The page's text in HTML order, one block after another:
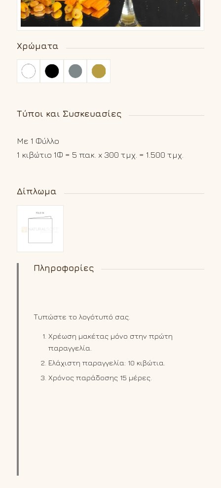
Χρώματα
Τύποι και Συσκευασίες
Με 1 Φύλλο
1 κιβώτιο 1Φ = 5 πακ. x 300 τμχ. = 1.500 τμχ.
Δίπλωμα
Πληροφορίες
Τυπώστε το λογότυπό σας.
Χρέωση μακέτας μόνο στην πρώτη
παραγγελία.
Ελάχιστη παραγγελία: 10 κιβώτια.
Χρόνος παράδοσης 15 μέρες.